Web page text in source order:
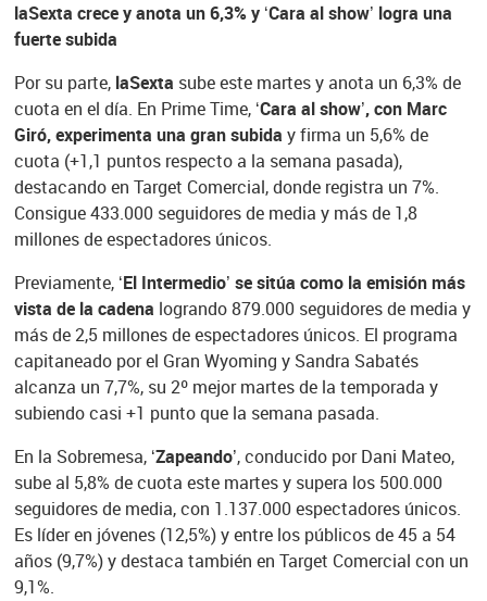
laSexta crece y anota un 6,3% y ‘Cara al show’ logra una
fuerte subida
Por su parte, laSexta sube este martes y anota un 6,3% de
cuota en el día. En Prime Time, ‘Cara al show’, con Marc
Giró, experimenta una gran subida y firma un 5,6% de
cuota (+1,1 puntos respecto a la semana pasada),
destacando en Target Comercial, donde registra un 7%.
Consigue 433.000 seguidores de media y más de 1,8
millones de espectadores únicos.
Previamente, ‘El Intermedio’ se sitúa como la emisión más
vista de la cadena logrando 879.000 seguidores de media y
más de 2,5 millones de espectadores únicos. El programa
capitaneado por el Gran Wyoming y Sandra Sabatés
alcanza un 7,7%, su 2º mejor martes de la temporada y
subiendo casi +1 punto que la semana pasada.
En la Sobremesa, ‘Zapeando’, conducido por Dani Mateo,
sube al 5,8% de cuota este martes y supera los 500.000
seguidores de media, con 1.137.000 espectadores únicos.
Es líder en jóvenes (12,5%) y entre los públicos de 45 a 54
años (9,7%) y destaca también en Target Comercial con un
9,1%.